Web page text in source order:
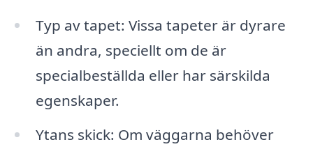
Typ av tapet: Vissa tapeter är dyrare
än andra, speciellt om de är
specialbeställda eller har särskilda
egenskaper.
Ytans skick: Om väggarna behöver